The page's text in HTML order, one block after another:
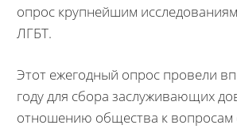
опрос крупнейшим
ЛГБТ.
Этот ежегодный опрос провели
году для сбора заслуживающих
отношению общества к вопросам